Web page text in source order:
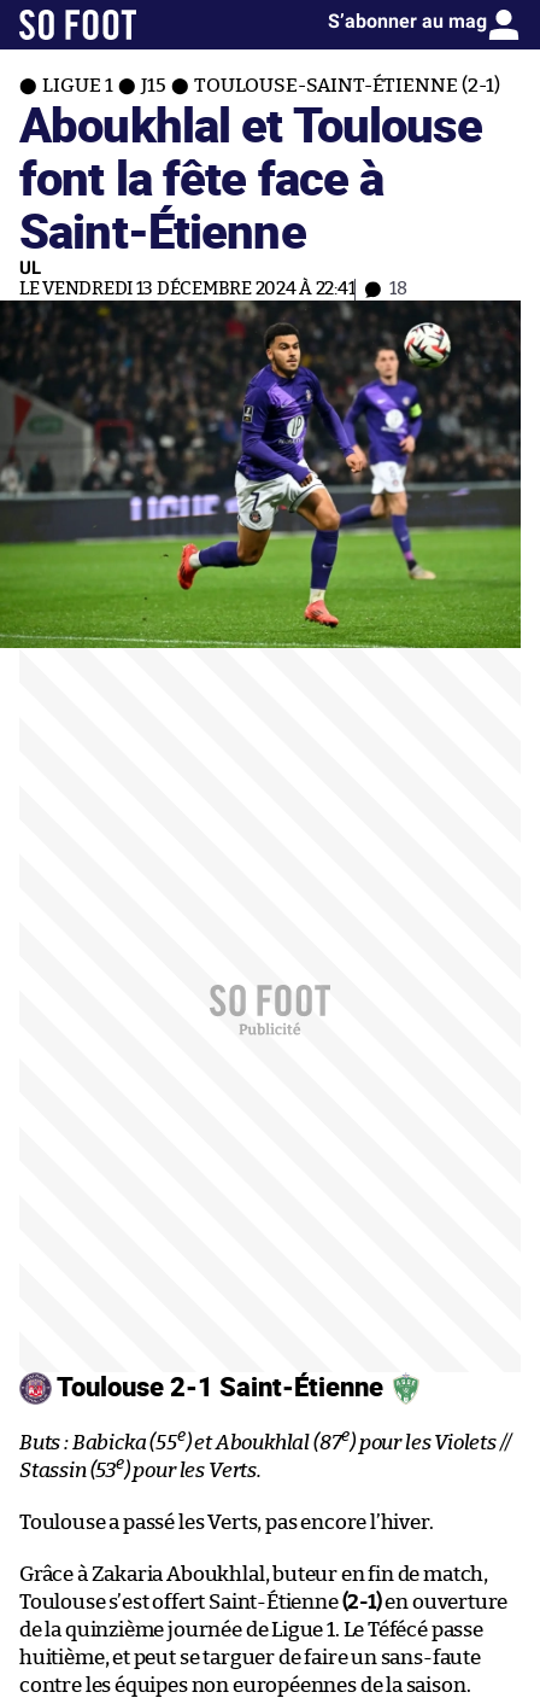
S’abonner au mag
LIGUE 1 J15 TOULOUSE-SAINT-ÉTIENNE (2-1)
Aboukhlal et Toulouse
font la fête face à
Saint-Étienne
UL
LE VENDREDI 13 DÉCEMBRE 2024 À 22:41 18
Toulouse 2-1 Saint-Étienne
Buts : Babicka (55e) et Aboukhlal (87e) pour les Violets //
Stassin (53e) pour les Verts.
Toulouse a passé les Verts, pas encore l’hiver.
Grâce à Zakaria Aboukhlal, buteur en fin de match,
Toulouse s’est offert Saint-Étienne(2-1)en ouverture
de la quinzième journée de Ligue 1. Le Téfécé passe
huitième, et peut se targuer de faire un sans-faute
contre les équipes non européennes de la saison.